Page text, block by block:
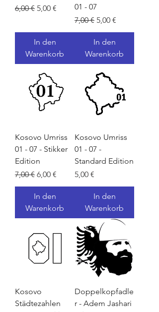
Standardpreis
6,00 € Sale-Preis
5,00 €
In den
Warenkorb
01 - 07
Standardpreis
7,00 € Sale-Preis
5,00 €
In den
Warenkorb
Kosovo Umriss
01 - 07 - Stikker
Edition
Standardpreis
7,00 € Sale-Preis
6,00 €
In den
Warenkorb
Kosovo Umriss
01 - 07 -
Standard Edition
Preis
5,00 €
In den
Warenkorb
Kosovo
Städtezahlen
Doppelkopfadle
r - Adem Jashari